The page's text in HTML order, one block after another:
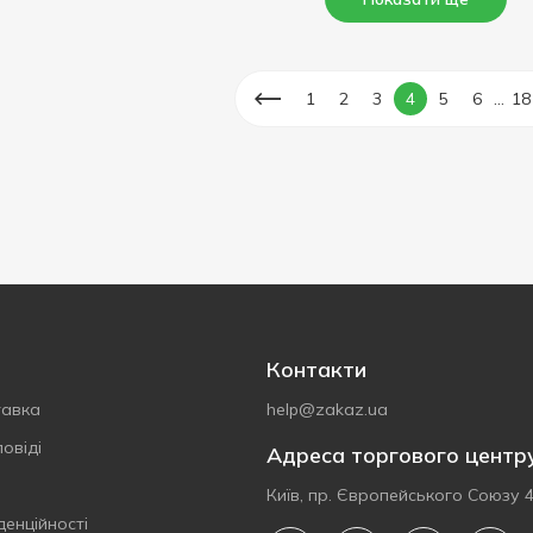
1 2 3 4 5 6 18
Контакти
help@zakaz.ua
Адреса торгового
Київ, пр. Європейського Союзу